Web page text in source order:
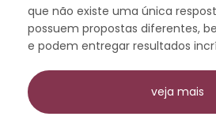
que não existe uma única
possuem propostas diferentes,
e podem entregar resultados
veja mais